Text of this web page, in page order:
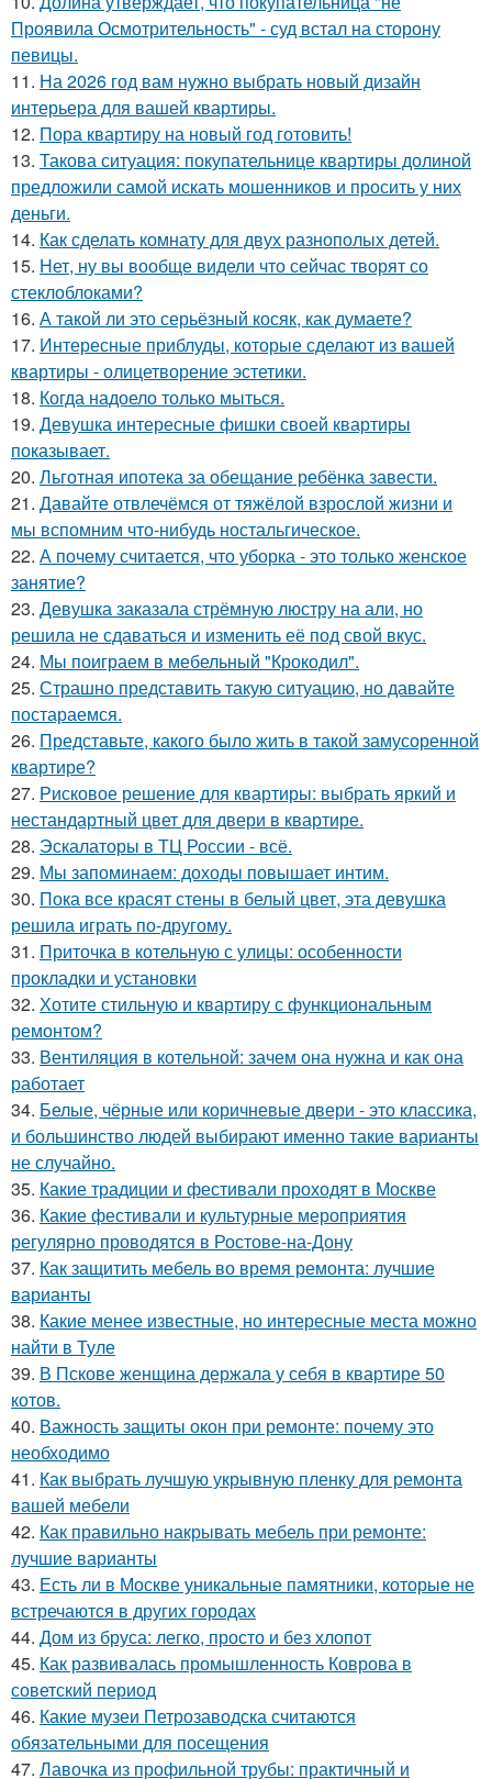
Проявила Осмотрительность" - суд встал на сторону
певицы.
11. На 2026 год вам нужно выбрать новый дизайн
интерьера для вашей квартиры.
12. Пора квартиру на новый год готовить!
13. Такова ситуация: покупательнице квартиры долиной
предложили самой искать мошенников и просить у них
деньги.
14. Как сделать комнату для двух разнополых детей.
15. Нет, ну вы вообще видели что сейчас творят со
стеклоблоками?
16. А такой ли это серьёзный косяк, как думаете?
17. Интересные приблуды, которые сделают из вашей
квартиры - олицетворение эстетики.
18. Когда надоело только мыться.
19. Девушка интересные фишки своей квартиры
показывает.
20. Льготная ипотека за обещание ребёнка завести.
21. Давайте отвлечёмся от тяжёлой взрослой жизни и
мы вспомним что-нибудь ностальгическое.
22. А почему считается, что уборка - это только женское
занятие?
23. Девушка заказала стрёмную люстру на али, но
решила не сдаваться и изменить её под свой вкус.
24. Мы поиграем в мебельный "Крокодил".
25. Страшно представить такую ситуацию, но давайте
постараемся.
26. Представьте, какого было жить в такой замусоренной
квартире?
27. Рисковое решение для квартиры: выбрать яркий и
нестандартный цвет для двери в квартире.
28. Эскалаторы в ТЦ России - всё.
29. Мы запоминаем: доходы повышает интим.
30. Пока все красят стены в белый цвет, эта девушка
решила играть по-другому.
31. Приточка в котельную с улицы: особенности
прокладки и установки
32. Хотите стильную и квартиру с функциональным
ремонтом?
33. Вентиляция в котельной: зачем она нужна и как она
работает
34. Белые, чёрные или коричневые двери - это классика,
и большинство людей выбирают именно такие варианты
не случайно.
35. Какие традиции и фестивали проходят в Москве
36. Какие фестивали и культурные мероприятия
регулярно проводятся в Ростове-на-Дону
37. Как защитить мебель во время ремонта: лучшие
варианты
38. Какие менее известные, но интересные места можно
найти в Туле
39. В Пскове женщина держала у себя в квартире 50
котов.
40. Важность защиты окон при ремонте: почему это
необходимо
41. Как выбрать лучшую укрывную пленку для ремонта
вашей мебели
42. Как правильно накрывать мебель при ремонте:
лучшие варианты
43. Есть ли в Москве уникальные памятники, которые не
встречаются в других городах
44. Дом из бруса: легко, просто и без хлопот
45. Как развивалась промышленность Коврова в
советский период
46. Какие музеи Петрозаводска считаются
обязательными для посещения
47. Лавочка из профильной трубы: практичный и